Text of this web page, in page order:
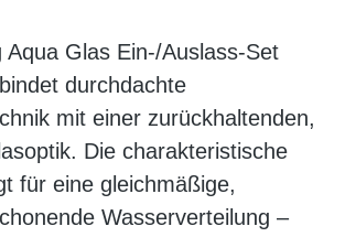
Aqua Glas Ein-/Auslass-Set
durchdachte
mit einer zurückhaltenden,
Die charakteristische
für eine gleichmäßige,
Wasserverteilung –